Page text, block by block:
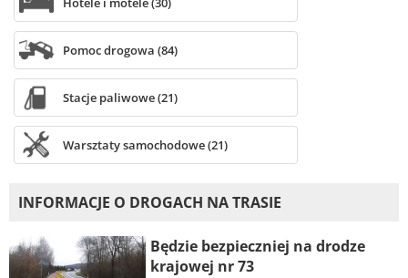
Pomoc drogowa (84)
Stacje paliwowe (21)
Warsztaty samochodowe (21)
INFORMACJE O DROGACH NA TRASIE
Będzie bezpieczniej na drodze
krajowej nr 73